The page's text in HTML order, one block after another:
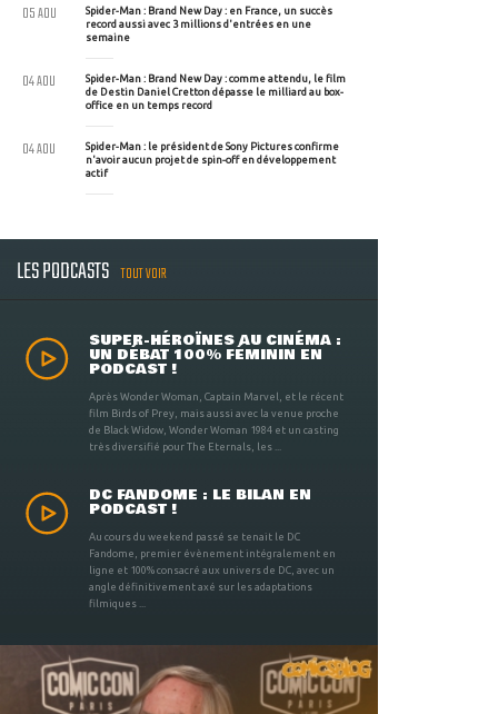
Spider-Man : Brand New Day : en France, un succès
record aussi avec 3 millions d'entrées en une
semaine
05 AOU
Spider-Man : Brand New Day : comme attendu, le film
de Destin Daniel Cretton dépasse le milliard au box-
office en un temps record
04 AOU
Spider-Man : le président de Sony Pictures confirme
n'avoir aucun projet de spin-off en développement
actif
04 AOU
LES PODCASTS TOUT VOIR
SUPER-HÉROÏNES AU CINÉMA :
UN DÉBAT 100% FÉMININ EN
PODCAST !
Après Wonder Woman, Captain Marvel, et le récent
film Birds of Prey, mais aussi avec la venue proche
de Black Widow, Wonder Woman 1984 et un casting
très diversifié pour The Eternals, les ...
DC FANDOME : LE BILAN EN
PODCAST !
Au cours du weekend passé se tenait le DC
Fandome, premier évènement intégralement en
ligne et 100% consacré aux univers de DC, avec un
angle définitivement axé sur les adaptations
filmiques ...